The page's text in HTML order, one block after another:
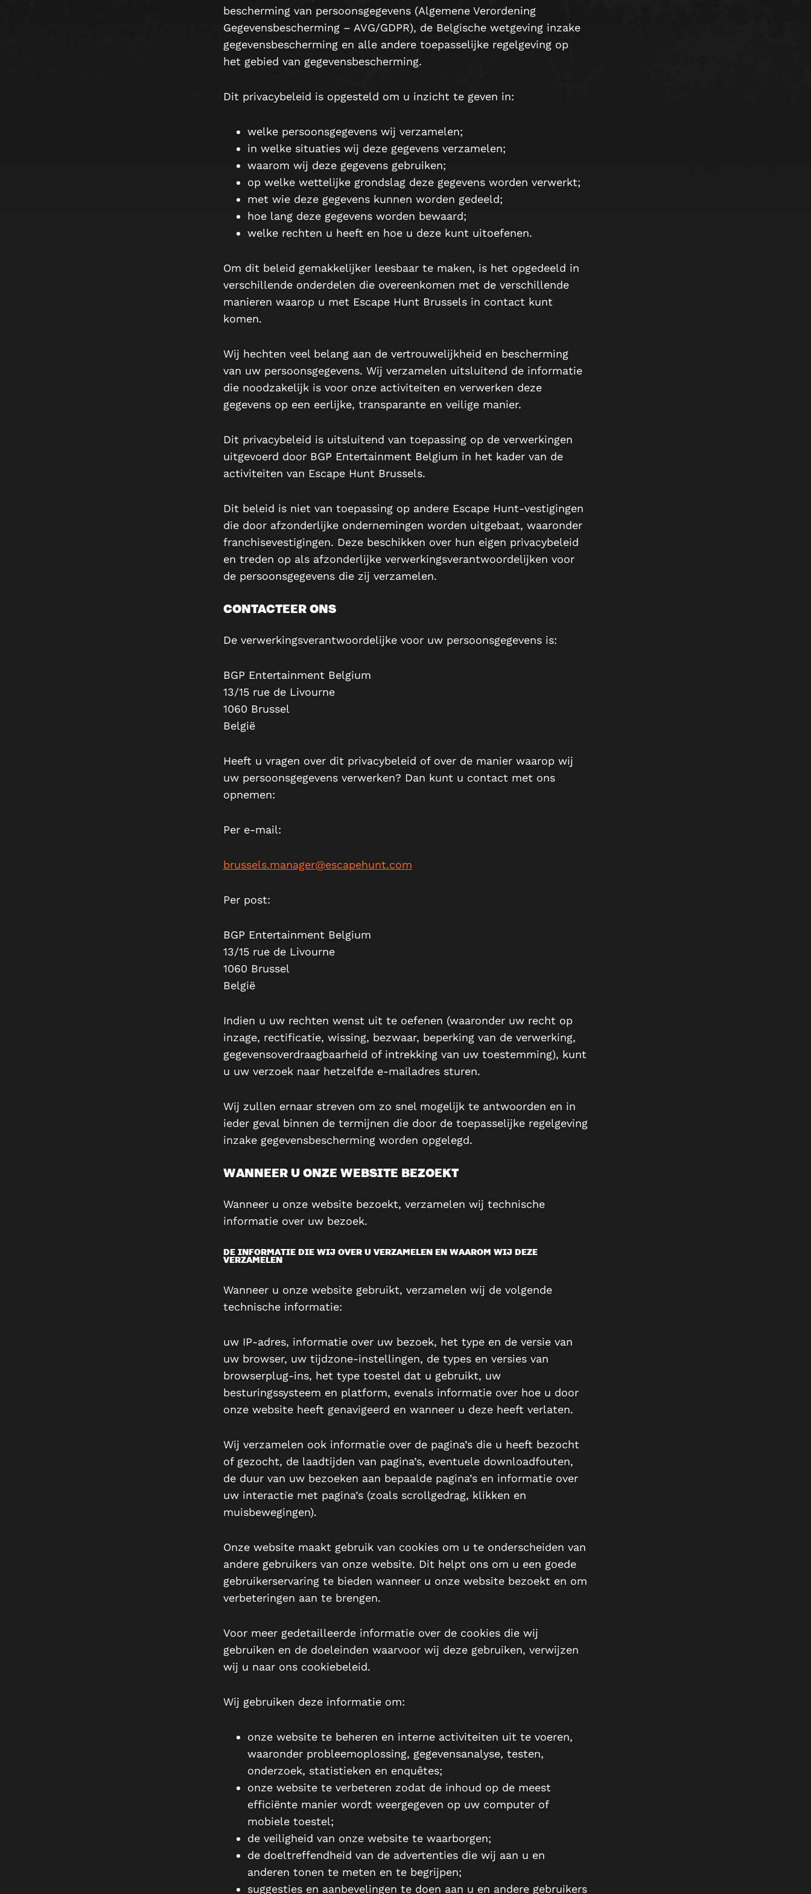
bescherming van persoonsgegevens (Algemene Verordening
Gegevensbescherming – AVG/GDPR), de Belgische wetgeving inzake
gegevensbescherming en alle andere toepasselijke regelgeving op
het gebied van gegevensbescherming.
Dit privacybeleid is opgesteld om u inzicht te geven in:
welke persoonsgegevens wij verzamelen;
in welke situaties wij deze gegevens verzamelen;
waarom wij deze gegevens gebruiken;
op welke wettelijke grondslag deze gegevens worden verwerkt;
met wie deze gegevens kunnen worden gedeeld;
hoe lang deze gegevens worden bewaard;
welke rechten u heeft en hoe u deze kunt uitoefenen.
Om dit beleid gemakkelijker leesbaar te maken, is het opgedeeld in
verschillende onderdelen die overeenkomen met de verschillende
manieren waarop u met Escape Hunt Brussels in contact kunt
komen.
Wij hechten veel belang aan de vertrouwelijkheid en bescherming
van uw persoonsgegevens. Wij verzamelen uitsluitend de informatie
die noodzakelijk is voor onze activiteiten en verwerken deze
gegevens op een eerlijke, transparante en veilige manier.
Dit privacybeleid is uitsluitend van toepassing op de verwerkingen
uitgevoerd door BGP Entertainment Belgium in het kader van de
activiteiten van Escape Hunt Brussels.
Dit beleid is niet van toepassing op andere Escape Hunt-vestigingen
die door afzonderlijke ondernemingen worden uitgebaat, waaronder
franchisevestigingen. Deze beschikken over hun eigen privacybeleid
en treden op als afzonderlijke verwerkingsverantwoordelijken voor
de persoonsgegevens die zij verzamelen.
CONTACTEER ONS
De verwerkingsverantwoordelijke voor uw persoonsgegevens is:
BGP Entertainment Belgium
13/15 rue de Livourne
1060 Brussel
België
Heeft u vragen over dit privacybeleid of over de manier waarop wij
uw persoonsgegevens verwerken? Dan kunt u contact met ons
opnemen:
Per e-mail:
brussels.manager@escapehunt.com
Per post:
BGP Entertainment Belgium
13/15 rue de Livourne
1060 Brussel
België
Indien u uw rechten wenst uit te oefenen (waaronder uw recht op
inzage, rectificatie, wissing, bezwaar, beperking van de verwerking,
gegevensoverdraagbaarheid of intrekking van uw toestemming), kunt
u uw verzoek naar hetzelfde e-mailadres sturen.
Wij zullen ernaar streven om zo snel mogelijk te antwoorden en in
ieder geval binnen de termijnen die door de toepasselijke regelgeving
inzake gegevensbescherming worden opgelegd.
WANNEER U ONZE WEBSITE BEZOEKT
Wanneer u onze website bezoekt, verzamelen wij technische
informatie over uw bezoek.
DE INFORMATIE DIE WIJ OVER U VERZAMELEN EN WAAROM WIJ DEZE
VERZAMELEN
Wanneer u onze website gebruikt, verzamelen wij de volgende
technische informatie:
uw IP-adres, informatie over uw bezoek, het type en de versie van
uw browser, uw tijdzone-instellingen, de types en versies van
browserplug-ins, het type toestel dat u gebruikt, uw
besturingssysteem en platform, evenals informatie over hoe u door
onze website heeft genavigeerd en wanneer u deze heeft verlaten.
Wij verzamelen ook informatie over de pagina’s die u heeft bezocht
of gezocht, de laadtijden van pagina’s, eventuele downloadfouten,
de duur van uw bezoeken aan bepaalde pagina’s en informatie over
uw interactie met pagina’s (zoals scrollgedrag, klikken en
muisbewegingen).
Onze website maakt gebruik van cookies om u te onderscheiden van
andere gebruikers van onze website. Dit helpt ons om u een goede
gebruikerservaring te bieden wanneer u onze website bezoekt en om
verbeteringen aan te brengen.
Voor meer gedetailleerde informatie over de cookies die wij
gebruiken en de doeleinden waarvoor wij deze gebruiken, verwijzen
wij u naar ons cookiebeleid.
Wij gebruiken deze informatie om:
onze website te beheren en interne activiteiten uit te voeren,
waaronder probleemoplossing, gegevensanalyse, testen,
onderzoek, statistieken en enquêtes;
onze website te verbeteren zodat de inhoud op de meest
efficiënte manier wordt weergegeven op uw computer of
mobiele toestel;
de veiligheid van onze website te waarborgen;
de doeltreffendheid van de advertenties die wij aan u en
anderen tonen te meten en te begrijpen;
suggesties en aanbevelingen te doen aan u en andere gebruikers